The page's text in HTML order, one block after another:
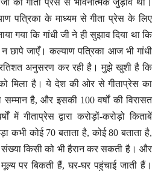
पत्रिका के माध्यम से गीता प्रेस के लिए
गया कि गांधी जी ने ही सुझाव दिया था कि
न छापे जाएँ। कल्याण पत्रिका आज भी गांधी
अनुसरण कर रही है। मुझे खुशी है कि
मिला है। ये देश की ओर से गीताप्रेस का
है, और इसकी 100 वर्षों की विरासत
में गीताप्रेस द्वारा करोड़ों-करोड़ो किताबें
कभी कोई 70 बताता है, कोई 80 बताता है,
संख्या किसी को भी हैरान कर सकती है। और
पर बिकती हैं, घर-घर पहुंचाई जाती हैं।